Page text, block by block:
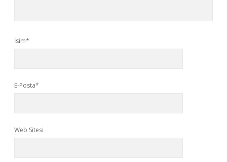
İsim*
E-Posta*
Web Sitesi